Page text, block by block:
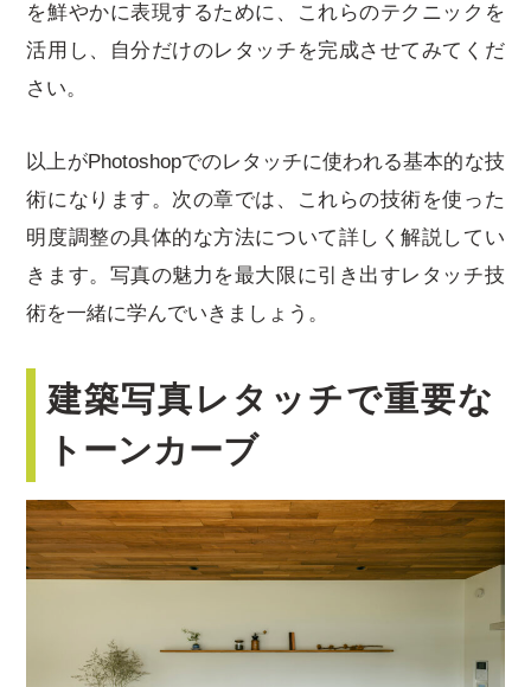
を鮮やかに表現するために、これらのテクニックを
活用し、自分だけのレタッチを完成させてみてくだ
さい。
以上がPhotoshopでのレタッチに使われる基本的な技
術になります。次の章では、これらの技術を使った
明度調整の具体的な方法について詳しく解説してい
きます。写真の魅力を最大限に引き出すレタッチ技
術を一緒に学んでいきましょう。
建築写真レタッチで重要な
トーンカーブ